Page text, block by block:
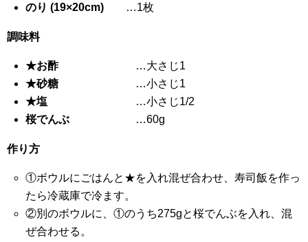
のり (19×20cm) …1枚
調味料
★お酢…大さじ1
★砂糖
…小さじ1
★塩
…小さじ1/2
桜でんぶ
…60g
作り方
①ボウルにごはんと★を入れ混ぜ合わせ、寿司飯を作っ
たら冷蔵庫で冷ます。
②別のボウルに、①のうち275gと桜でんぶを入れ、混
ぜ合わせる。